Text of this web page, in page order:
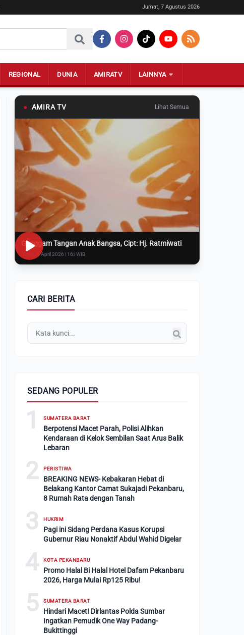
Jumat, 7 Agustus 2026
REGIONAL DUNIA AMIRATV LAINNYA
● AMIRA TV Lihat Semua
Genggam Tangan Anak Bangsa, Cipt: Hj. Ratmiwati
Rabu, 8 April 2026 | 16:i WIB
CARI BERITA
SEDANG POPULER
1 SUMATERA BARAT
Berpotensi Macet Parah, Polisi Alihkan
Kendaraan di Kelok Sembilan Saat Arus Balik
Lebaran
2 PERISTIWA
BREAKING NEWS- Kebakaran Hebat di
Belakang Kantor Camat Sukajadi Pekanbaru,
8 Rumah Rata dengan Tanah
3 HUKRIM
Pagi ini Sidang Perdana Kasus Korupsi
Gubernur Riau Nonaktif Abdul Wahid Digelar
4 KOTA PEKANBARU
Promo Halal Bi Halal Hotel Dafam Pekanbaru
2026, Harga Mulai Rp125 Ribu!
5 SUMATERA BARAT
Hindari Macet! Dirlantas Polda Sumbar
Ingatkan Pemudik One Way Padang-
Bukittinggi